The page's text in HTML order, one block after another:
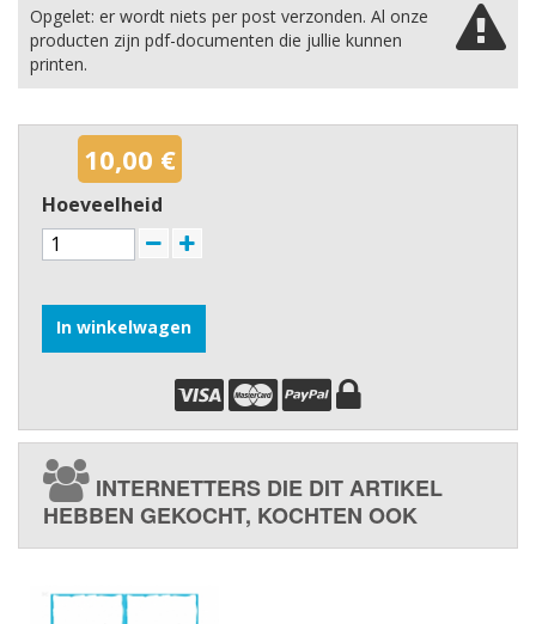
Opgelet: er wordt niets per post verzonden. Al onze
producten zijn pdf-documenten die jullie kunnen
printen.
10,00 €
Hoeveelheid
In winkelwagen
INTERNETTERS DIE DIT ARTIKEL
HEBBEN GEKOCHT, KOCHTEN OOK